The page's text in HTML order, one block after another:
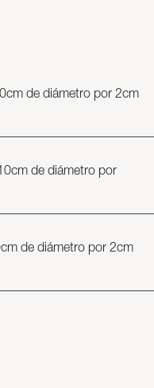
de diámetro por 2cm
de diámetro por
de diámetro por 2cm